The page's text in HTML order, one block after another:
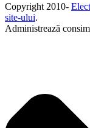
Copyright 2010-
site-ului.
Administrează